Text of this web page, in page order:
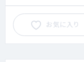
お気に入り